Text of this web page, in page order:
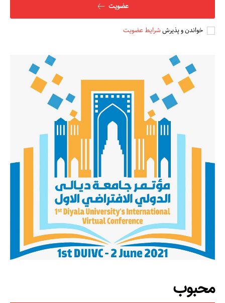
عضویت
خواندن و پذیرششرایط عضویت
محبوب